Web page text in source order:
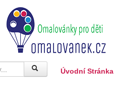
Úvodní Stránka